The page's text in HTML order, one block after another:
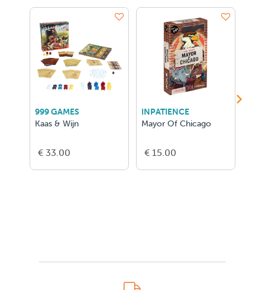
999 GAMES
Kaas & Wijn
€ 33.00
INPATIENCE
Mayor Of Chicago
€ 15.00